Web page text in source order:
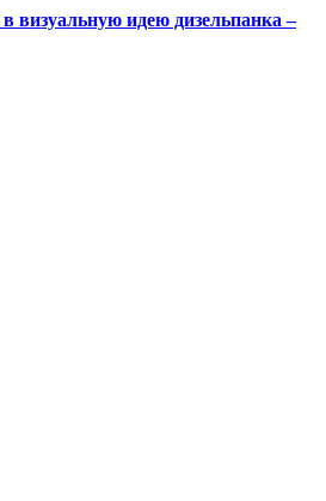
идею дизельпанка –